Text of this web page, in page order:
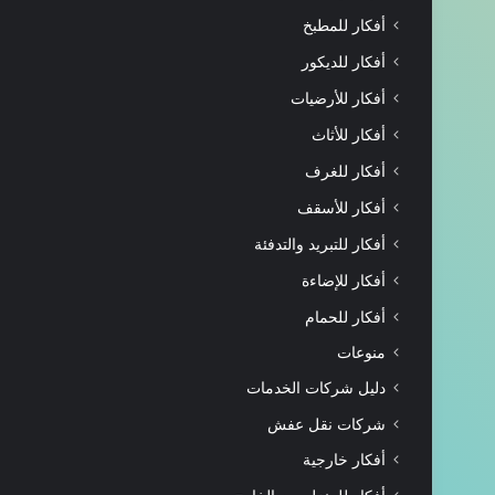
أفكار للمطبخ
أفكار للديكور
أفكار للأرضيات
أفكار للأثاث
أفكار للغرف
أفكار للأسقف
أفكار للتبريد والتدفئة
أفكار للإضاءة
أفكار للحمام
منوعات
دليل شركات الخدمات
شركات نقل عفش
أفكار خارجية